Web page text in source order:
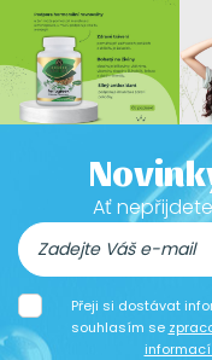
Ať
Přeji si dostávat
souhlasím se